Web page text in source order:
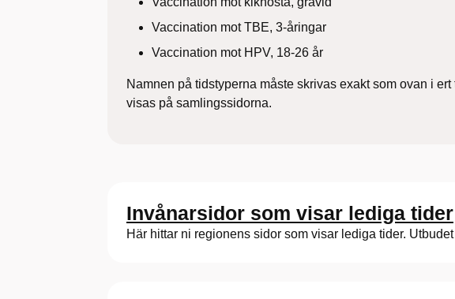
Vaccination mot TBE, 3-åringar
Vaccination mot HPV, 18-26 år
Namnen på tidstyperna måste skrivas exakt som ovan i
visas på samlingssidorna.
Invånarsidor som visar lediga tider
Här hittar ni regionens sidor som visar lediga tider.